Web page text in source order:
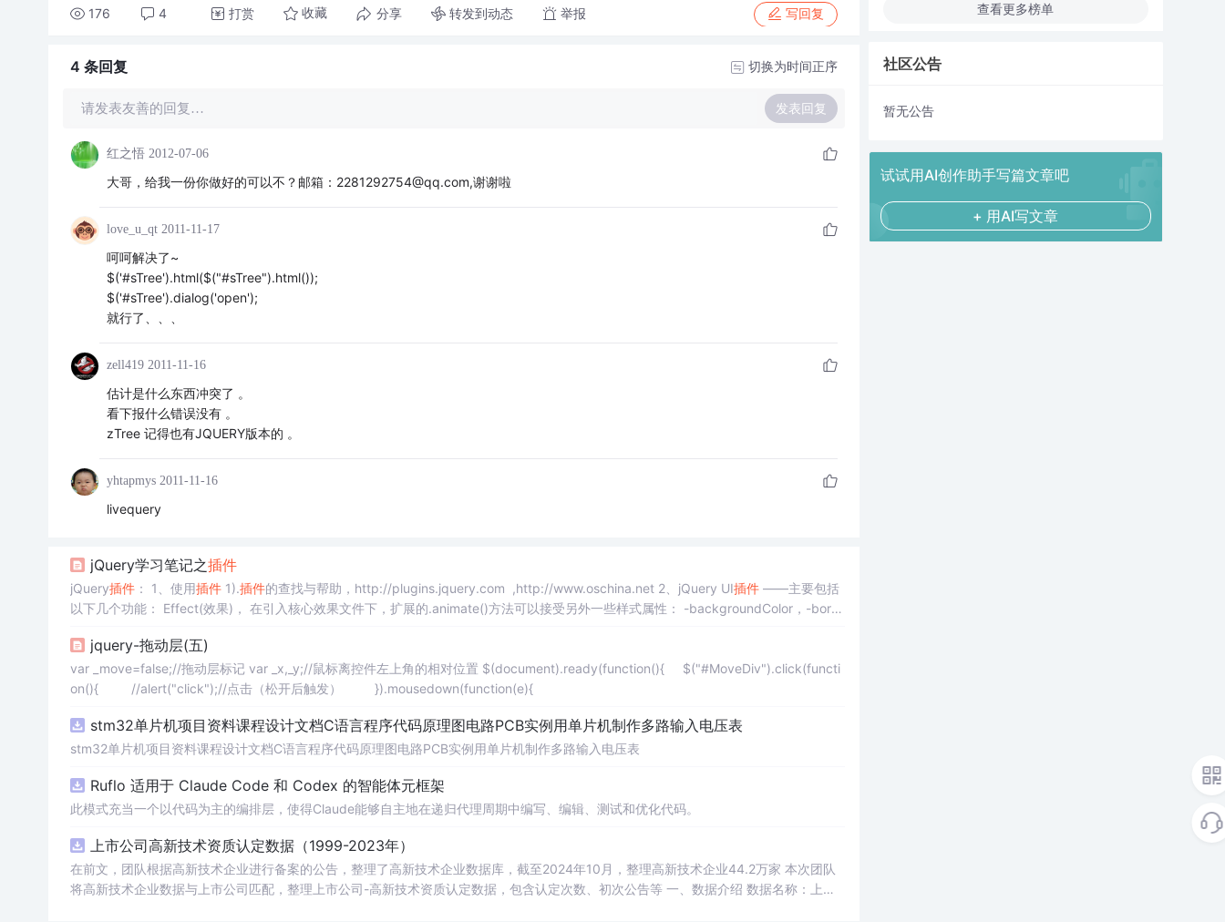
176 4 打赏 收藏 分享 转发到动态 举报 写回复
4 条回复 切换为时间正序
请发表友善的回复… 发表回复
红之悟 2012-07-06
大哥，给我一份你做好的可以不？邮箱：2281292754@qq.com,谢谢啦
love_u_qt 2011-11-17
呵呵解决了~
$('#sTree').html($("#sTree").html());
$('#sTree').dialog('open');
就行了、、、
zell419 2011-11-16
估计是什么东西冲突了 。
看下报什么错误没有 。
zTree 记得也有JQUERY版本的 。
yhtapmys 2011-11-16
livequery
jQuery学习笔记之插件
jQuery插件： 1、使用插件 1).插件的查找与帮助，http://plugins.jquery.com ,http://www.oschina.net 2、jQuery UI插件——主要包括
以下几个功能： Effect(效果)， 在引入核心效果文件下，扩展的.animate()方法可以接受另外一些样式属性： -backgroundColor，-bord
jquery-拖动层(五)
var _move=false;//拖动层标记 var _x,_y;//鼠标离控件左上角的相对位置 $(document).ready(function(){ $("#MoveDiv").click(functi
on(){ //alert("click");//点击（松开后触发） }).mousedown(function(e){
stm32单片机项目资料课程设计文档C语言程序代码原理图电路PCB实例用单片机制作多路输入电压表
stm32单片机项目资料课程设计文档C语言程序代码原理图电路PCB实例用单片机制作多路输入电压表
Ruflo 适用于 Claude Code 和 Codex 的智能体元框架
此模式充当一个以代码为主的编排层，使得Claude能够自主地在递归代理周期中编写、编辑、测试和优化代码。
上市公司高新技术资质认定数据（1999-2023年）
在前文，团队根据高新技术企业进行备案的公告，整理了高新技术企业数据库，截至2024年10月，整理高新技术企业44.2万家 本次团队
将高新技术企业数据与上市公司匹配，整理上市公司-高新技术资质认定数据，包含认定次数、初次公告等 一、数据介绍 数据名称：上市
查看更多榜单
社区公告
暂无公告
试试用AI创作助手写篇文章吧
+ 用AI写文章